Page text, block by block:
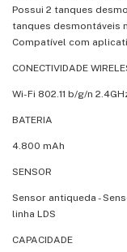
Possui 2 tanques
tanques desmontáveis
Compatível com
CONECTIVIDADE
Wi-Fi 802.11 b/g/n
BATERIA
4.800 mAh
SENSOR
Sensor antiqueda -
linha LDS
CAPACIDADE